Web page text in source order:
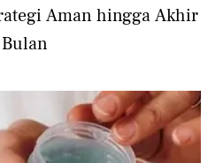
Aman hingga Akhir
Bulan